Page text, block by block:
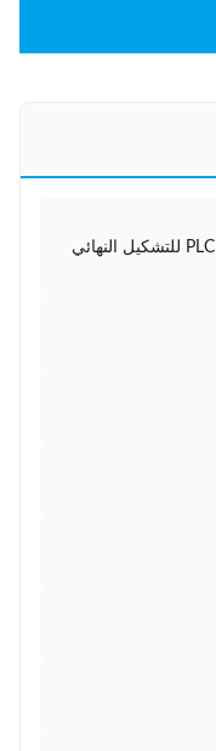
آلة تشكيل اللفائف الأوتوماتيكية بالتحكم PLC للتشكيل النهائي